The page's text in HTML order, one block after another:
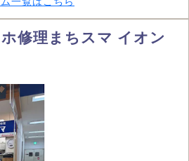
修理まちスマ イオン